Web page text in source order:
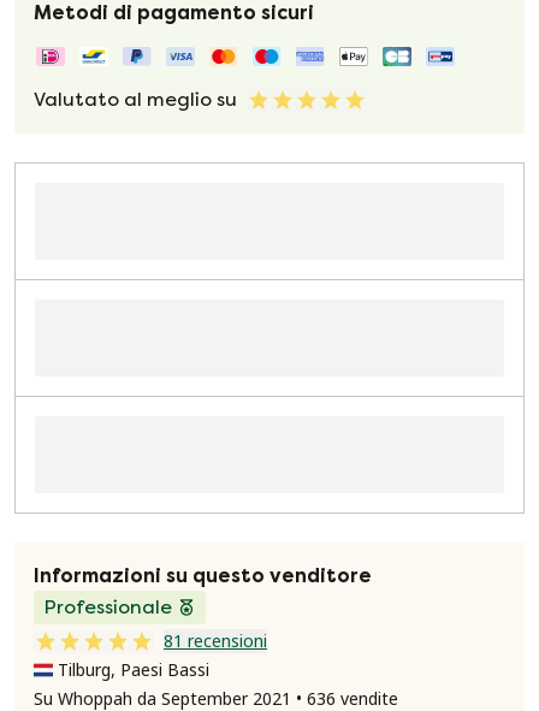
Metodi di pagamento sicuri
Valutato al meglio su
Informazioni su questo venditore
Professionale
81 recensioni
Tilburg, Paesi Bassi
Su Whoppah da September 2021 • 636 vendite